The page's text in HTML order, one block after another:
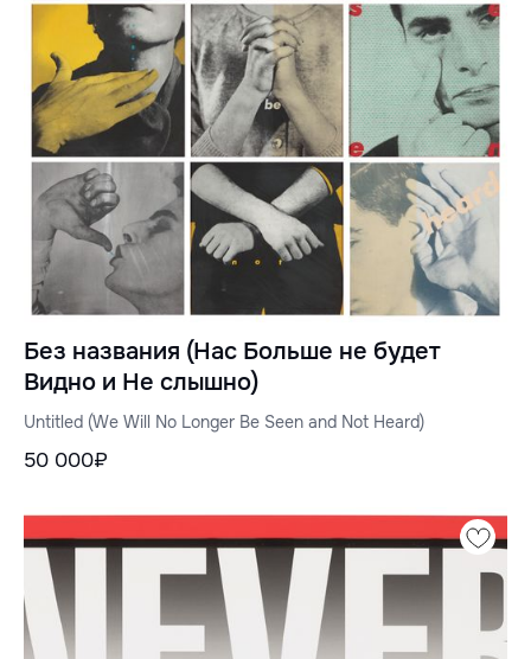
Без названия (Нас Больше не будет
Видно и Не слышно)
Untitled (We Will No Longer Be Seen and Not Heard)
50 000₽